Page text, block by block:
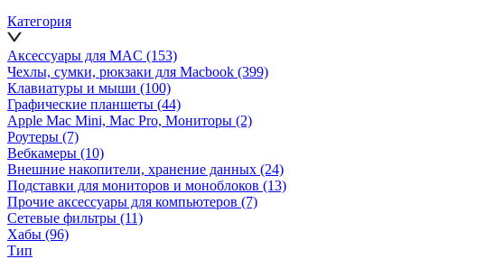
Категория
Аксессуары для MAC (153)
Чехлы, сумки, рюкзаки для Macbook (399)
Клавиатуры и мыши (100)
Графические планшеты (44)
Apple Mac Mini, Mac Pro, Мониторы (2)
Роутеры (7)
Вебкамеры (10)
Внешние накопители, хранение данных (24)
Подставки для мониторов и моноблоков (13)
Прочие аксессуары для компьютеров (7)
Сетевые фильтры (11)
Хабы (96)
Тип